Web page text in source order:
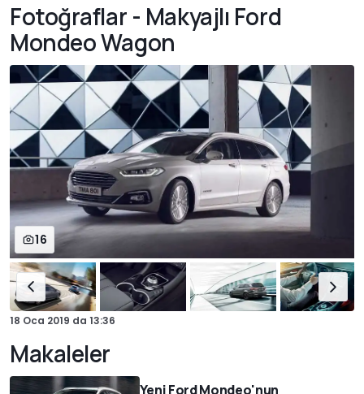
Fotoğraflar - Makyajlı Ford
Mondeo Wagon
16
18 Oca 2019 da 13:36
Makaleler
Yeni Ford Mondeo'nun